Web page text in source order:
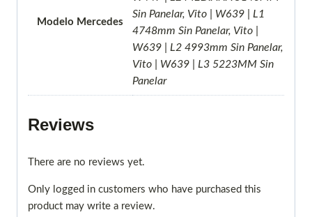
Modelo Mercedes
Sin Panelar, Vito | W639 | L1
4748mm Sin Panelar, Vito |
W639 | L2 4993mm Sin Panelar,
Vito | W639 | L3 5223MM Sin
Panelar
Reviews
There are no reviews yet.
Only logged in customers who have purchased this
product may write a review.